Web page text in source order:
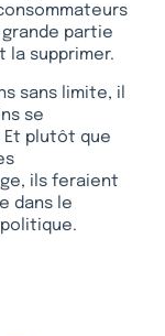
partie
la supprimer.
sans limite, il
se
plutôt que
ils feraient
dans le